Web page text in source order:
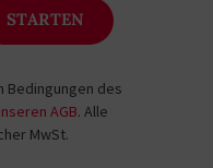
STARTEN
Bedingungen des
AGB. Alle
MwSt.